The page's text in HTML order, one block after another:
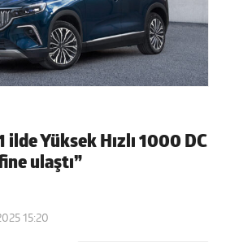
ilde Yüksek Hızlı 1000 DC
ulaştı”
15:20